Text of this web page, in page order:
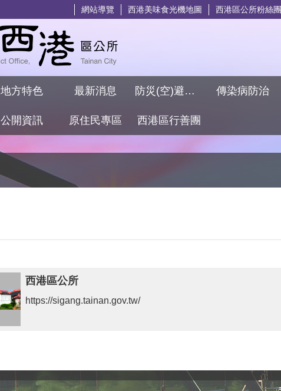
網站導覽 西港美味食光機地圖 西港區公所粉絲團
地方特色 最新消息 防災(空)避難專區 傳染病防治
公開資訊 原住民專區 西港區行善團
西港區公所
https://sigang.tainan.gov.tw/